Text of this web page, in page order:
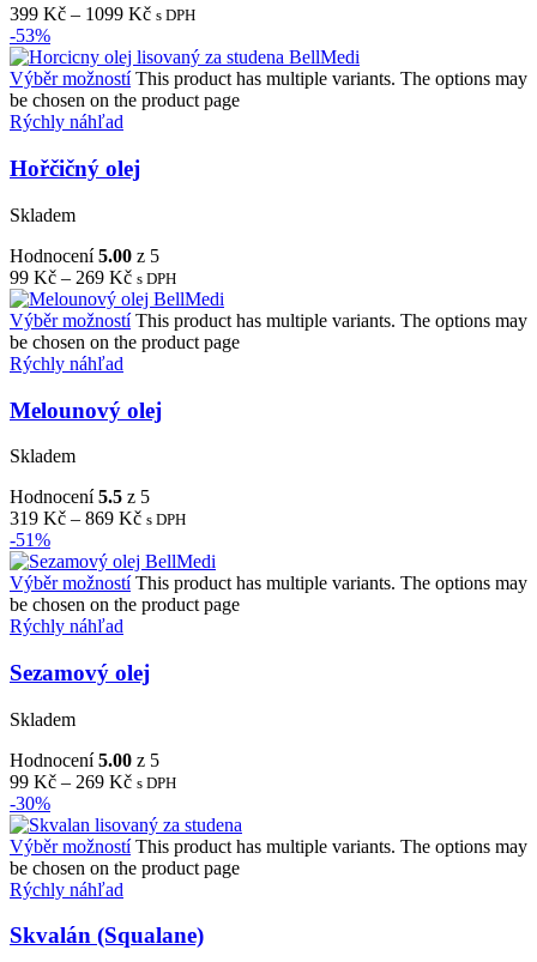
399 Kč – 1099 Kč s DPH
-53%
Výběr možností This product has multiple variants. The options may
be chosen on the product page
Rýchly náhľad
Hořčičný olej
Skladem
Hodnocení5.00 z 5
99 Kč – 269 Kč s DPH
Výběr možností This product has multiple variants. The options may
be chosen on the product page
Rýchly náhľad
Melounový olej
Skladem
Hodnocení5.5 z 5
319 Kč – 869 Kč s DPH
-51%
Výběr možností This product has multiple variants. The options may
be chosen on the product page
Rýchly náhľad
Sezamový olej
Skladem
Hodnocení5.00 z 5
99 Kč – 269 Kč s DPH
-30%
Výběr možností This product has multiple variants. The options may
be chosen on the product page
Rýchly náhľad
Skvalán (Squalane)